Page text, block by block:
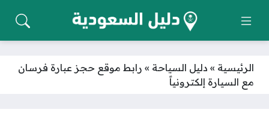
الرئيسية » دليل السياحة » رابط موقع حجز عبارة فرسان
مع السيارة إلكترونياً